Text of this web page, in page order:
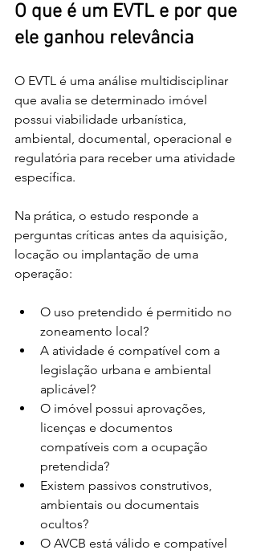
O que é um EVTL e por que
ele ganhou relevância
O EVTL é uma análise multidisciplinar
que avalia se determinado imóvel
possui viabilidade urbanística,
ambiental, documental, operacional e
regulatória para receber uma atividade
específica.
Na prática, o estudo responde a
perguntas críticas antes da aquisição,
locação ou implantação de uma
operação:
O uso pretendido é permitido no
zoneamento local?
A atividade é compatível com a
legislação urbana e ambiental
aplicável?
O imóvel possui aprovações,
licenças e documentos
compatíveis com a ocupação
pretendida?
Existem passivos construtivos,
ambientais ou documentais
ocultos?
O AVCB está válido e compatível